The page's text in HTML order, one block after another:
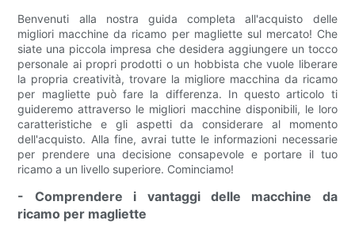
Benvenuti alla nostra guida completa all'acquisto delle
migliori macchine da ricamo per magliette sul mercato! Che
siate una piccola impresa che desidera aggiungere un tocco
personale ai propri prodotti o un hobbista che vuole liberare
la propria creatività, trovare la migliore macchina da ricamo
per magliette può fare la differenza. In questo articolo ti
guideremo attraverso le migliori macchine disponibili, le loro
caratteristiche e gli aspetti da considerare al momento
dell'acquisto. Alla fine, avrai tutte le informazioni necessarie
per prendere una decisione consapevole e portare il tuo
ricamo a un livello superiore. Cominciamo!
- Comprendere i vantaggi delle macchine da
ricamo per magliette